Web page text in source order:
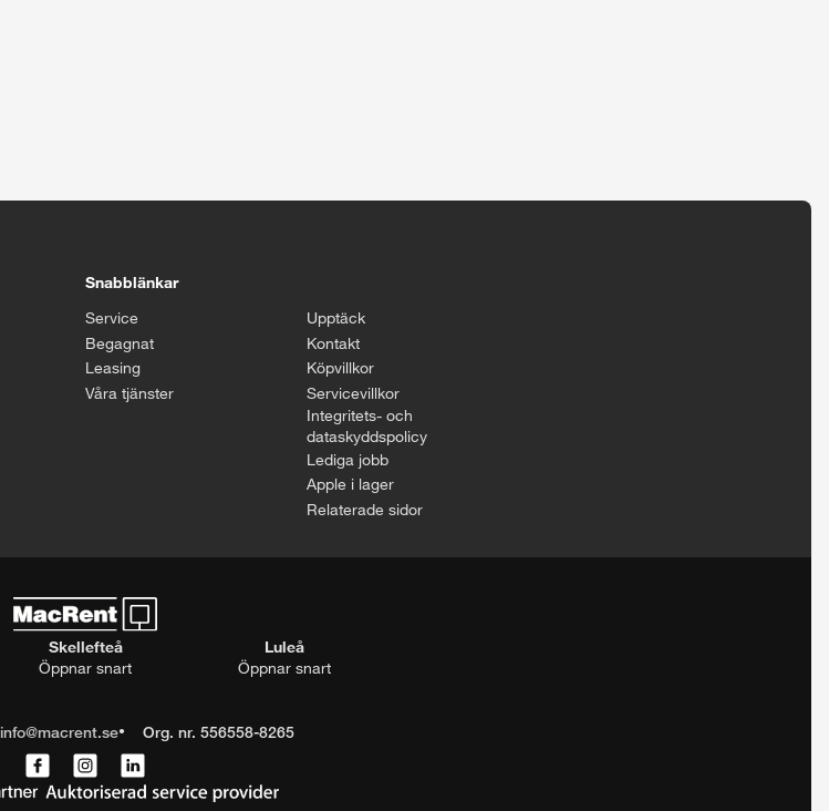
Snabblänkar
Service
Begagnat
Leasing
Våra tjänster
Upptäck
Kontakt
Köpvillkor
Servicevillkor
Integritets- och
dataskyddspolicy
Lediga jobb
Apple i lager
Relaterade sidor
Skellefteå
Öppnar snart
Luleå
Öppnar snart
info@macrent.se Org. nr. 556558-8265